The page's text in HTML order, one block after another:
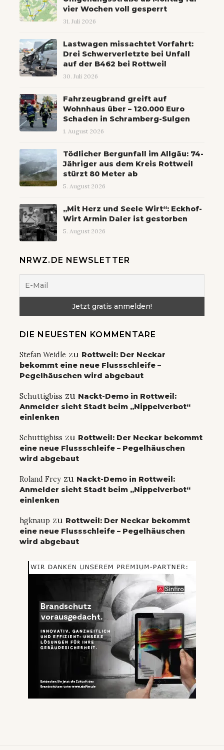
vier Wochen voll gesperrt
31. Juli 2026
Lastwagen missachtet Vorfahrt:
Drei Schwerverletzte bei Unfall
auf der B462 bei Rottweil
30. Juli 2026
Fahrzeugbrand greift auf
Wohnhaus über – 120.000 Euro
Schaden in Schramberg-Sulgen
1. August 2026
Tödlicher Bergunfall im Allgäu: 74-
Jähriger aus dem Kreis Rottweil
stürzt 80 Meter ab
5. August 2026
„Mit Herz und Seele Wirt“: Eckhof-
Wirt Armin Daler ist gestorben
5. August 2026
NRWZ.DE NEWSLETTER
DIE NEUESTEN KOMMENTARE
Stefan Weidle zu Rottweil: Der Neckar
bekommt eine neue Flussschleife –
Pegelhäuschen wird abgebaut
Schuttigbiss zu Nackt-Demo in Rottweil:
Anmelder sieht Stadt beim „Nippelverbot“
einlenken
Schuttigbiss zu Rottweil: Der Neckar bekommt
eine neue Flussschleife – Pegelhäuschen
wird abgebaut
Roland Frey zu Nackt-Demo in Rottweil:
Anmelder sieht Stadt beim „Nippelverbot“
einlenken
hgknaup zu Rottweil: Der Neckar bekommt
eine neue Flussschleife – Pegelhäuschen
wird abgebaut